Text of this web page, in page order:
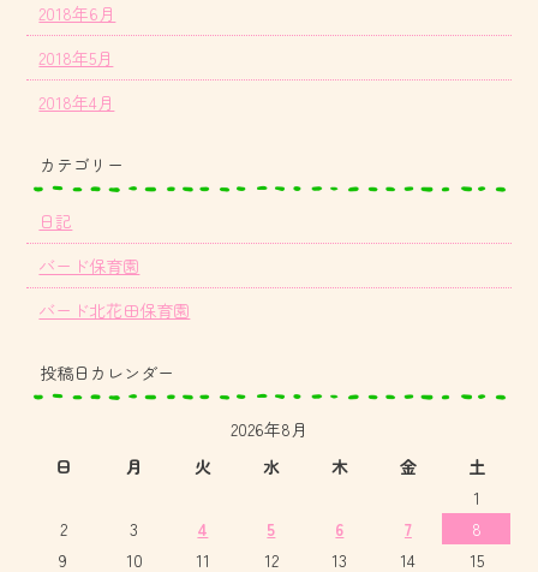
2018年6月
2018年5月
2018年4月
カテゴリー
日記
バード保育園
バード北花田保育園
投稿日カレンダー
2026年8月
日
月 火 水 木 金
土
1
2
3 4 5 6 7
8
9
10 11 12 13 14 15